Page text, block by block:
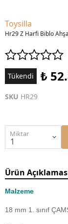
Toysilla
Hr29 Z Harfi Biblo
Tükendi ₺
SKU HR29
Miktar
Ürün
Malzeme
18 mm 1. sınıf